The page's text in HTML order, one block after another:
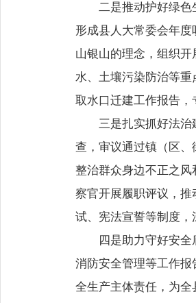
二是推动护好绿色
形成县人大常委会年
山银山的理念，组织
水、土壤污染防治等
取水口迁建工作报告，
三是扎实抓好法
查，审议通过镇（区
整治群众身边不正之
察官开展履职评议，
试、宪法宣誓等制度
四是助力守好安
消防安全管理等工作
全生产主体责任，为